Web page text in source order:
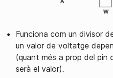
Funciona com un divisor
un valor de voltatge
(quant més a prop del pin
serà el valor).